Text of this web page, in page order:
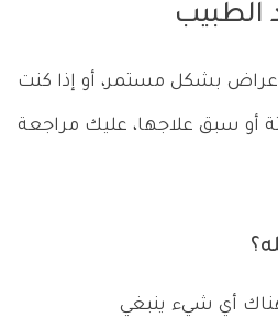
الطبيب
بشكل مستمر، أو إذا كنت
أو سبق علاجها، عليك مراجعة
أي شيء ينبغي